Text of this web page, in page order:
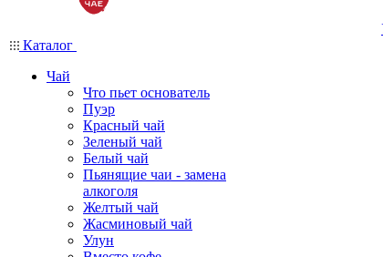
Каталог
Чай
Что пьет основатель
Пуэр
Красный чай
Зеленый чай
Белый чай
Пьянящие чаи - замена
алкоголя
Желтый чай
Жасминовый чай
Улун